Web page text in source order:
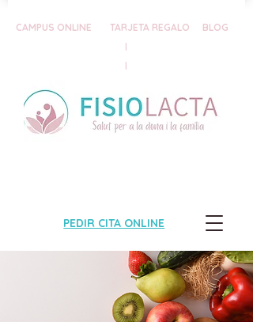
PEDIR CITA ONLINE
CAMPUS ONLINE TARJETA REGALO BLOG